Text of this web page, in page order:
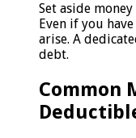
Set aside
Even if you
arise. A
debt.
Common